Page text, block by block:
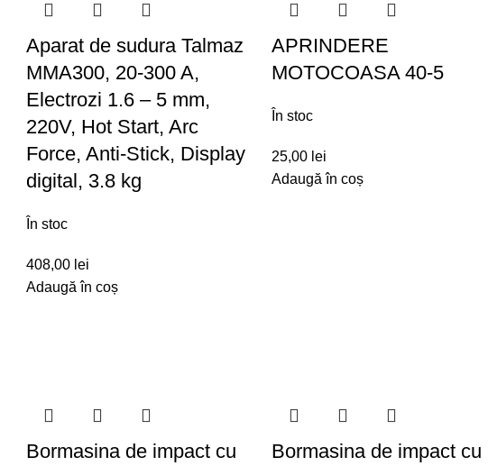
Aparat de sudura Talmaz
MMA300, 20-300 A,
Electrozi 1.6 – 5 mm,
220V, Hot Start, Arc
Force, Anti-Stick, Display
digital, 3.8 kg
În stoc
408,00 lei
Adaugă în coș
APRINDERE
MOTOCOASA 40-5
În stoc
25,00 lei
Adaugă în coș
Bormasina de impact cu
Bormasina de impact cu